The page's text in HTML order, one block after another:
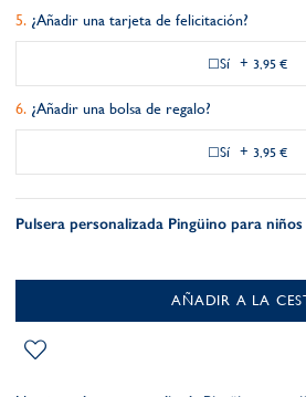
¿Añadir una tarjeta de felicitación?
Sí + 3,95 €
¿Añadir una bolsa de regalo?
Sí + 3,95 €
Pulsera personalizada Pingüino para niños
AÑADIR A LA